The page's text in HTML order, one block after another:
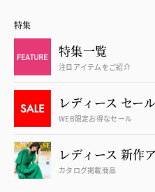
特集
特集一覧
注目アイテムをご紹介
レディース セー
WEB限定お得なセール
レディース 新作
カタログ掲載商品